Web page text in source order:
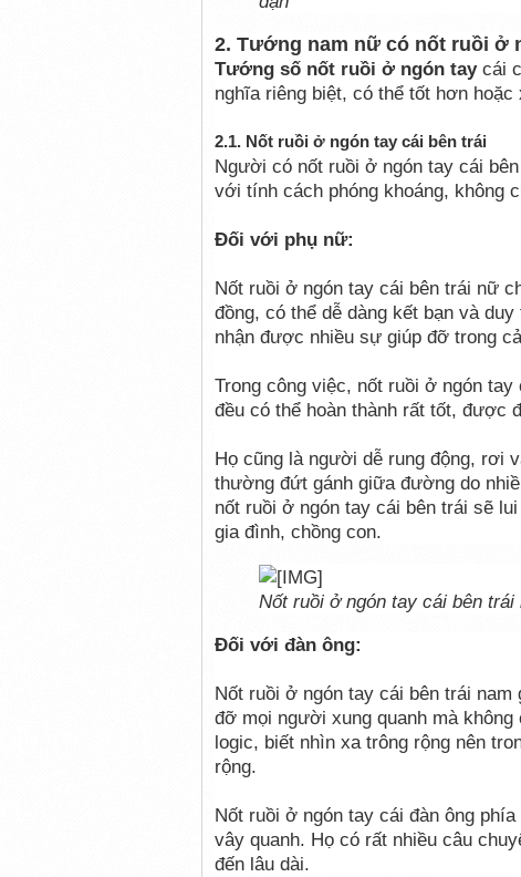
2. Tướng nam nữ có nốt ruồi ở
Tướng số nốt ruồi ở ngón tay cái
nghĩa riêng biệt, có thể tốt hơn
2.1. Nốt ruồi ở ngón tay cái bên trái
Người có nốt ruồi ở ngón tay cái
với tính cách phóng khoáng, không
Đối với phụ nữ:
Nốt ruồi ở ngón tay cái bên trái nữ
đồng, có thể dễ dàng kết bạn và
nhận được nhiều sự giúp đỡ trong
Trong công việc, nốt ruồi ở ngón
đều có thể hoàn thành rất tốt, được
Họ cũng là người dễ rung động, rơi
thường đứt gánh giữa đường do
nốt ruồi ở ngón tay cái bên trái sẽ
gia đình, chồng con.
Nốt ruồi ở ngón tay cái bên
Đối với đàn ông:
Nốt ruồi ở ngón tay cái bên trái
đỡ mọi người xung quanh mà
logic, biết nhìn xa trông rộng nên
rộng.
Nốt ruồi ở ngón tay cái đàn ông
vây quanh. Họ có rất nhiều câu
đến lâu dài.